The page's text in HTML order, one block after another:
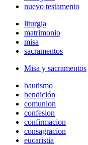
nuevo testamento
liturgia
matrimonio
misa
sacramentos
Misa y sacramentos
bautismo
bendición
comunion
confesion
confirmacion
consagracion
eucaristia